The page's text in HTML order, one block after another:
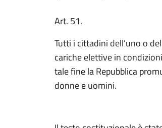
Art. 51.
Tutti i cittadini dell’uno o
cariche elettive in
tale fine la Repubblica
donne e uomini.